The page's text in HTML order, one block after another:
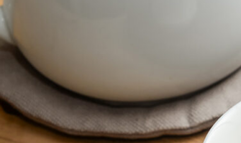
京都おやつクラブ
私と店のはなし